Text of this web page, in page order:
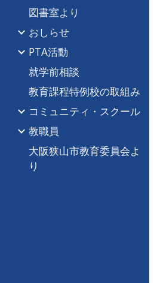
図書室より
おしらせ
PTA活動
就学前相談
教育課程特例校の取組み
コミュニティ・スクール
教職員
大阪狭山市教育委員会よ
り